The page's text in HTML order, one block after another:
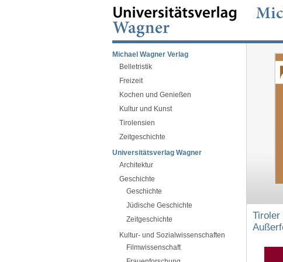
Michael Wagner Verlag
Belletristik
Freizeit
Kochen und Genießen
Kultur und Kunst
Tirolensien
Zeitgeschichte
Universitätsverlag Wagner
Architektur
Geschichte
Geschichte
Jüdische Geschichte
Zeitgeschichte
Kultur- und Sozialwissenschaften
Filmwissenschaft
Tiroler